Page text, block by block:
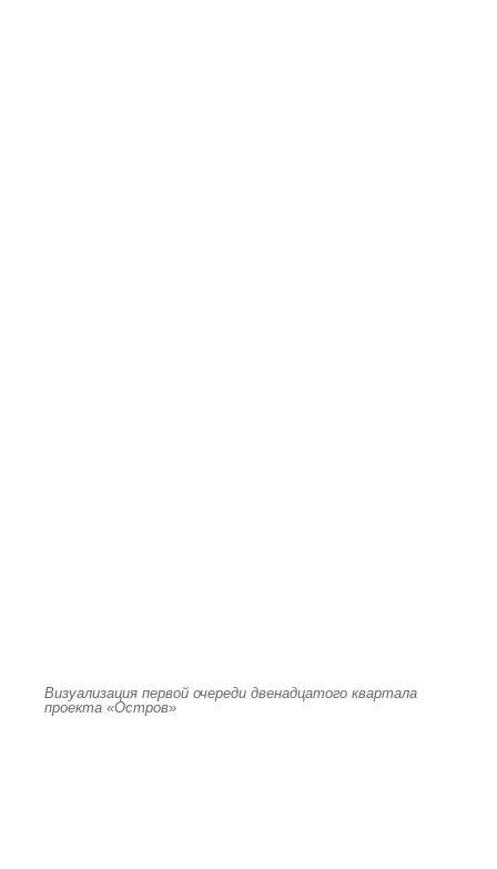
Визуализация первой очереди двенадцатого квартала
проекта «Остров»